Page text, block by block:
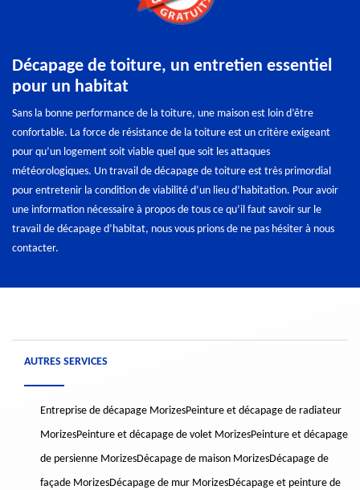
Décapage de toiture, un entretien essentiel
pour un habitat
Sans la bonne performance de la toiture, une maison est loin d’être
confortable. La force de résistance de la toiture est un critère exigeant
pour qu’un logement soit viable quel que soit les attaques
météorologiques. Un travail de décapage de toiture est très primordial
pour entretenir la condition de viabilité d’un lieu d’habitation. Pour avoir
une information nécessaire à propos de tous ce qu’il faut savoir sur le
travail de décapage d’habitat, nous vous prions de ne pas hésiter à nous
contacter.
AUTRES SERVICES
Entreprise de décapage MorizesPeinture et décapage de radiateur
MorizesPeinture et décapage de volet MorizesPeinture et décapage
de persienne MorizesDécapage de maison MorizesDécapage de
façade MorizesDécapage de mur MorizesDécapage et peinture de